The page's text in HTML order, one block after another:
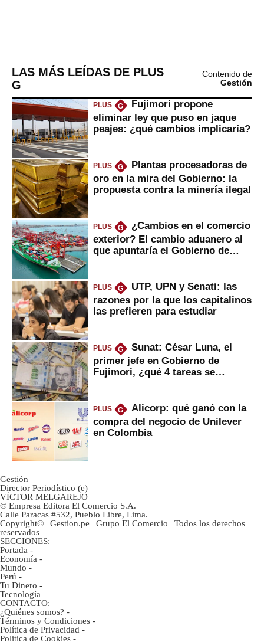
LAS MÁS LEÍDAS DE PLUS
G
Contenido de
Gestión
PLUS G
Fujimori propone
eliminar ley que puso en jaque
peajes: ¿qué cambios implicaría?
PLUS G
Plantas procesadoras de
oro en la mira del Gobierno: la
propuesta contra la minería ilegal
PLUS G
¿Cambios en el comercio
exterior? El cambio aduanero al
que apuntaría el Gobierno de
PLUS G
UTP, UPN y Senati: las
razones por la que los capitalinos
las prefieren para estudiar
PLUS G
Sunat: César Luna, el
primer jefe en Gobierno de
Fujimori, ¿qué 4 tareas se
PLUS G
Alicorp: qué ganó con la
compra del negocio de Unilever
en Colombia
Gestión
Director Periodístico (e)
VÍCTOR MELGAREJO
© Empresa Editora El Comercio S.A.
Calle Paracas #532, Pueblo Libre, Lima.
Copyright© | Gestion.pe | Grupo El Comercio | Todos los derechos
reservados
SECCIONES:
Portada -
Economía -
Mundo -
Perú -
Tu Dinero -
Tecnología
CONTACTO:
¿Quiénes somos? -
Términos y Condiciones -
Política de Privacidad -
Politica de Cookies -